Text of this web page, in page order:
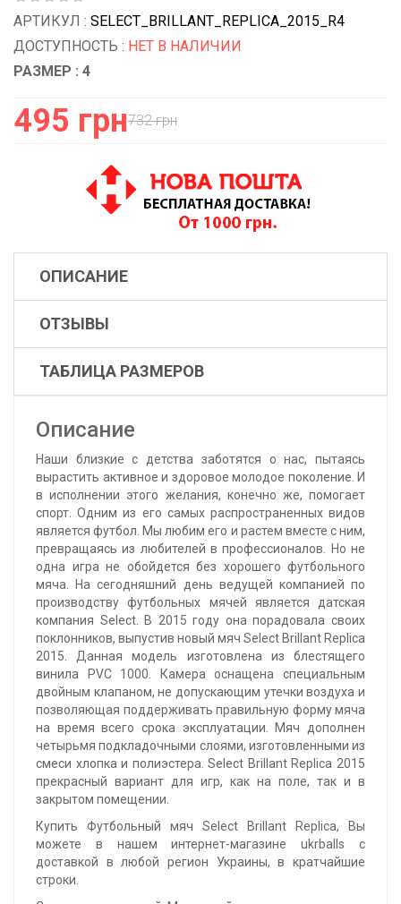
АРТИКУЛ : SELECT_BRILLANT_REPLICA_2015_R4
ДОСТУПНОСТЬ : НЕТ В НАЛИЧИИ
РАЗМЕР : 4
495 грн732 грн
ОПИСАНИЕ
ОТЗЫВЫ
ТАБЛИЦА РАЗМЕРОВ
Описание
Наши близкие с детства заботятся о нас, пытаясь
вырастить активное и здоровое молодое поколение. И
в исполнении этого желания, конечно же, помогает
спорт. Одним из его самых распространенных видов
является футбол. Мы любим его и растем вместе с ним,
превращаясь из любителей в профессионалов. Но не
одна игра не обойдется без хорошего футбольного
мяча. На сегодняшний день ведущей компанией по
производству футбольных мячей является датская
компания Select. В 2015 году она порадовала своих
поклонников, выпустив новый мяч Select Brillant Replica
2015. Данная модель изготовлена из блестящего
винила PVC 1000. Камера оснащена специальным
двойным клапаном, не допускающим утечки воздуха и
позволяющая поддерживать правильную форму мяча
на время всего срока эксплуатации. Мяч дополнен
четырьмя подкладочными слоями, изготовленными из
смеси хлопка и полиэстера. Select Brillant Replica 2015
прекрасный вариант для игр, как на поле, так и в
закрытом помещении.
Купить Футбольный мяч Select Brillant Replica, Вы
можете в нашем интернет-магазине ukrballs с
доставкой в любой регион Украины, в кратчайшие
строки.